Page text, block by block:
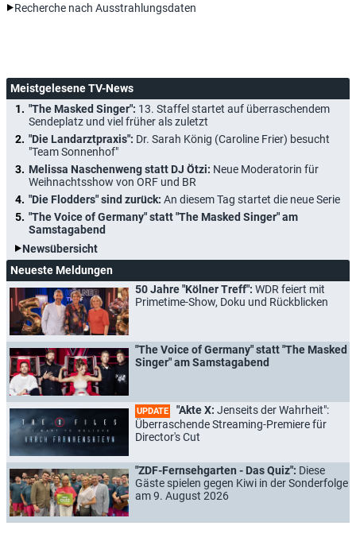
Recherche nach Ausstrahlungsdaten
Meistgelesene TV-News
"The Masked Singer": 13. Staffel startet auf überraschendem
Sendeplatz und viel früher als zuletzt
"Die Landarztpraxis": Dr. Sarah König (Caroline Frier) besucht
"Team Sonnenhof"
Melissa Naschenweng statt DJ Ötzi: Neue Moderatorin für
Weihnachtsshow von ORF und BR
"Die Flodders" sind zurück: An diesem Tag startet die neue Serie
"The Voice of Germany" statt "The Masked Singer" am
Samstagabend
Newsübersicht
Neueste Meldungen
50 Jahre "Kölner Treff": WDR feiert mit
Primetime-Show, Doku und Rückblicken
"The Voice of Germany" statt "The Masked
Singer" am Samstagabend
UPDATE "Akte X: Jenseits der Wahrheit":
Überraschende Streaming-Premiere für
Director's Cut
"ZDF-Fernsehgarten - Das Quiz": Diese
Gäste spielen gegen Kiwi in der Sonderfolge
am 9. August 2026